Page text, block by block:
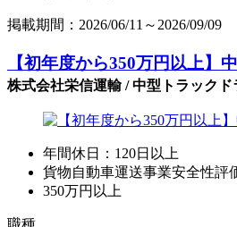
掲載期間：2026/06/11～2026/09/09
【初年度から350万円以上】
株式会社栄信運輸 / 中型トラックド
年間休日：120日以上
貨物自動車運送事業安全性評
350万円以上